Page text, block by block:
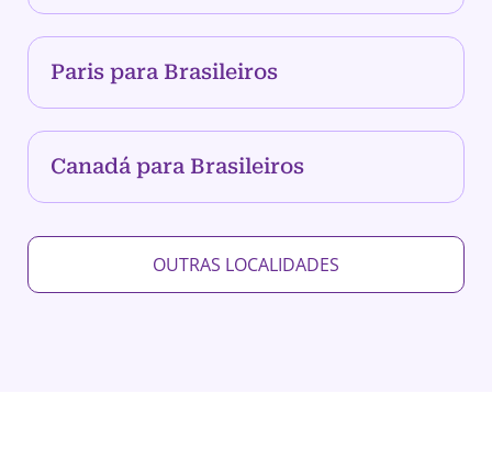
Paris para Brasileiros
Canadá para Brasileiros
OUTRAS LOCALIDADES